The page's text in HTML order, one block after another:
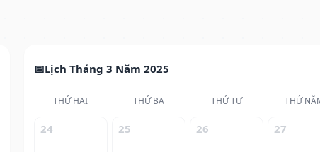
Lịch Tháng 3 Năm 2025
THỨ HAI THỨ BA THỨ TƯ THỨ
24 25 26 27